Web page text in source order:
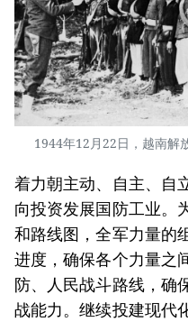
1944年12月22日，越南解
着力朝主动、自主、自
向投资发展国防工业。
和路线图，全军力量的
进度，确保各个力量之
防、人民战斗路线，确
战能力。继续投建现代